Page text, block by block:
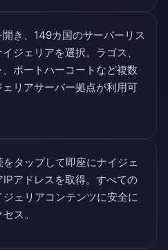
き、 149カ国のサーバーリス
ジェリアを選択。ラゴス、
、ポートハーコートなど複数
リアサーバー拠点が利用可
をタップして即座にナイジェ
IPアドレスを取得。すべての
ジェリアコンテンツに安全に
ス。